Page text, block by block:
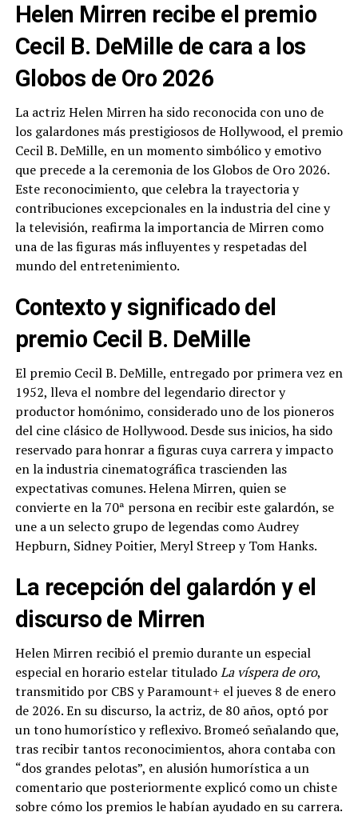
Helen Mirren recibe el premio
Cecil B. DeMille de cara a los
Globos de Oro 2026
La actriz Helen Mirren ha sido reconocida con uno de
los galardones más prestigiosos de Hollywood, el premio
Cecil B. DeMille, en un momento simbólico y emotivo
que precede a la ceremonia de los Globos de Oro 2026.
Este reconocimiento, que celebra la trayectoria y
contribuciones excepcionales en la industria del cine y
la televisión, reafirma la importancia de Mirren como
una de las figuras más influyentes y respetadas del
mundo del entretenimiento.
Contexto y significado del
premio Cecil B. DeMille
El premio Cecil B. DeMille, entregado por primera vez en
1952, lleva el nombre del legendario director y
productor homónimo, considerado uno de los pioneros
del cine clásico de Hollywood. Desde sus inicios, ha sido
reservado para honrar a figuras cuya carrera y impacto
en la industria cinematográfica trascienden las
expectativas comunes. Helena Mirren, quien se
convierte en la 70ª persona en recibir este galardón, se
une a un selecto grupo de legendas como Audrey
Hepburn, Sidney Poitier, Meryl Streep y Tom Hanks.
La recepción del galardón y el
discurso de Mirren
Helen Mirren recibió el premio durante un especial
especial en horario estelar tituladoLa víspera de oro,
transmitido por CBS y Paramount+ el jueves 8 de enero
de 2026. En su discurso, la actriz, de 80 años, optó por
un tono humorístico y reflexivo. Bromeó señalando que,
tras recibir tantos reconocimientos, ahora contaba con
“dos grandes pelotas”, en alusión humorística a un
comentario que posteriormente explicó como un chiste
sobre cómo los premios le habían ayudado en su carrera.